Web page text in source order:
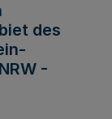
des
-